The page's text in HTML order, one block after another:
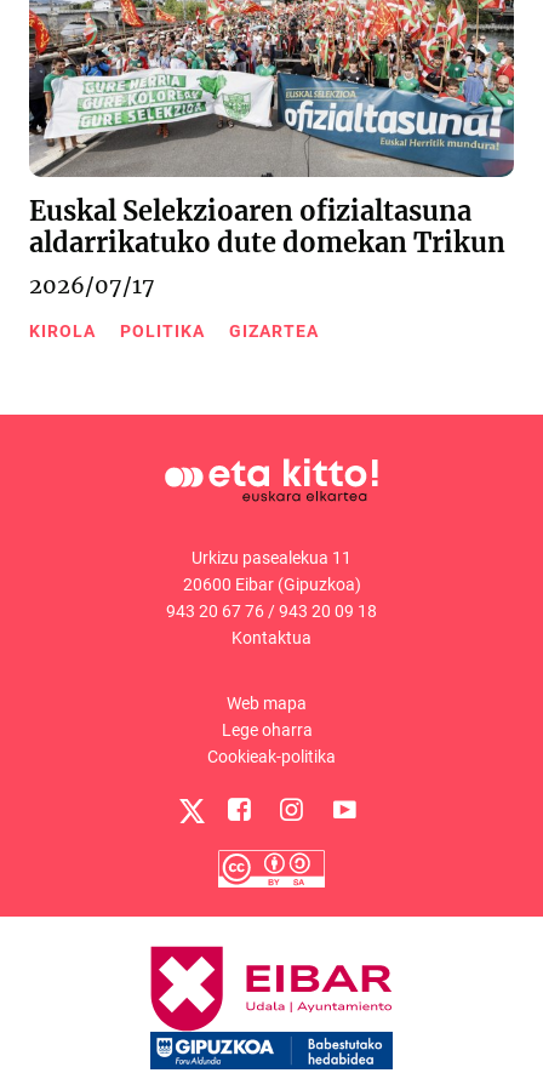
Euskal Selekzioaren ofizialtasuna
aldarrikatuko dute domekan Trikun
2026/07/17
KIROLA POLITIKA GIZARTEA
Urkizu pasealekua 11
20600 Eibar (Gipuzkoa)
943 20 67 76 /943 20 09 18
Kontaktua
Web mapa
Lege oharra
Cookieak-politika